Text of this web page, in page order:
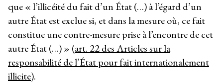
que « l’illicéité du fait d’un État (…) à l’égard d’un
autre État est exclue si, et dans la mesure où, ce fait
constitue une contre-mesure prise à l’encontre de cet
autre État (…) » (art. 22 des Articles sur la
responsabilité de l’État pour fait internationalement
illicite).